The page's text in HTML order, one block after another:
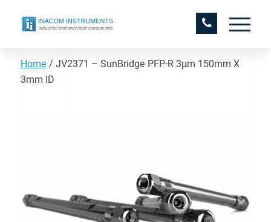
Home / JV2371 – SunBridge PFP-R 3µm 150mm X
3mm ID